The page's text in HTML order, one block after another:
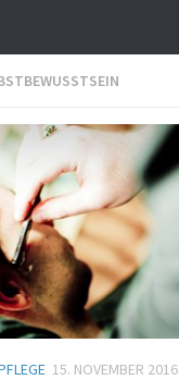
15. NOVEMBER 2016